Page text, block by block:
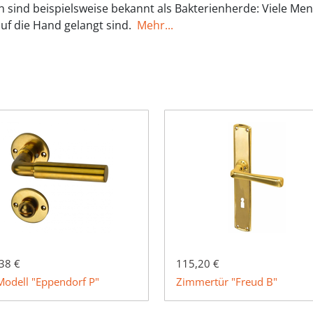
beispielsweise bekannt als Bakterienherde: Viele
die Hand gelangt sind. Mehr...
€
"Eppendorf P"
115,20 €
Zimmertür "Freud B"